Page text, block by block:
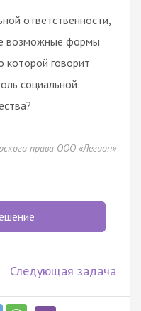
ответственности,
возможные формы
которой говорит
социальной
права ООО «Легион»
Следующая задача